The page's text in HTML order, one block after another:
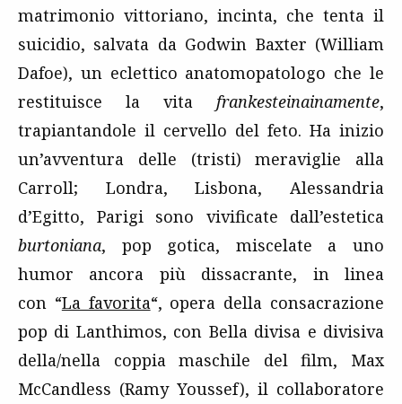
matrimonio vittoriano, incinta, che tenta il
suicidio, salvata da Godwin Baxter (William
Dafoe), un eclettico anatomopatologo che le
restituisce la vita frankesteinainamente,
trapiantandole il cervello del feto. Ha inizio
un’avventura delle (tristi) meraviglie alla
Carroll; Londra, Lisbona, Alessandria
d’Egitto, Parigi sono vivificate dall’estetica
burtoniana, pop gotica, miscelate a uno
humor ancora più dissacrante, in linea
con “La favorita“, opera della consacrazione
pop di Lanthimos, con Bella divisa e divisiva
della/nella coppia maschile del film, Max
McCandless (Ramy Youssef), il collaboratore